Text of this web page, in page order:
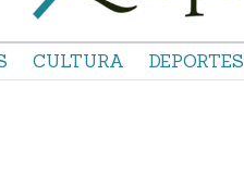
CULTURA DEPORTES